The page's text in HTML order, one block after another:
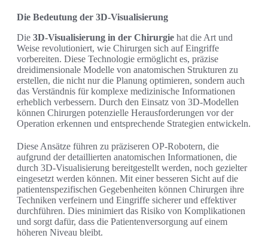
Die Bedeutung der 3D-Visualisierung
Die 3D-Visualisierung in der Chirurgie hat die Art und
Weise revolutioniert, wie Chirurgen sich auf Eingriffe
vorbereiten. Diese Technologie ermöglicht es, präzise
dreidimensionale Modelle von anatomischen Strukturen zu
erstellen, die nicht nur die Planung optimieren, sondern auch
das Verständnis für komplexe medizinische Informationen
erheblich verbessern. Durch den Einsatz von 3D-Modellen
können Chirurgen potenzielle Herausforderungen vor der
Operation erkennen und entsprechende Strategien entwickeln.
Diese Ansätze führen zu präziseren OP-Robotern, die
aufgrund der detaillierten anatomischen Informationen, die
durch 3D-Visualisierung bereitgestellt werden, noch gezielter
eingesetzt werden können. Mit einer besseren Sicht auf die
patientenspezifischen Gegebenheiten können Chirurgen ihre
Techniken verfeinern und Eingriffe sicherer und effektiver
durchführen. Dies minimiert das Risiko von Komplikationen
und sorgt dafür, dass die Patientenversorgung auf einem
höheren Niveau bleibt.